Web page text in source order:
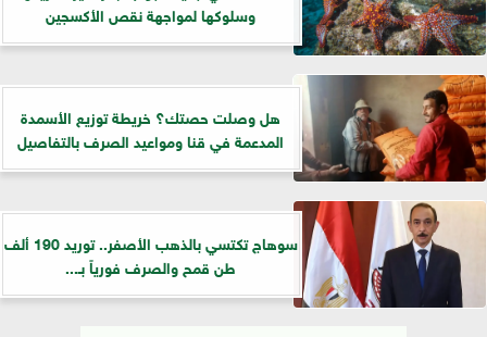
وسلوكها لمواجهة نقص الأكسجين
هل وصلت حصتك؟ خريطة توزيع الأسمدة
المدعمة في قنا ومواعيد الصرف بالتفاصيل
سوهاج تكتسي بالذهب الأصفر.. توريد 190 ألف
طن قمح والصرف فورياً بـ...